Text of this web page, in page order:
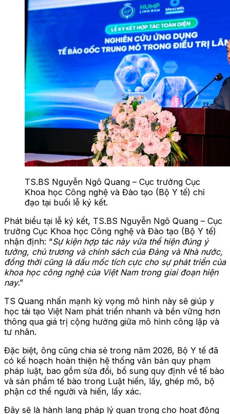
TS.BS Nguyễn Ngô Quang – Cục trưởng Cục
Khoa học Công nghệ và Đào tạo (Bộ Y tế) chỉ
đạo tại buổi lễ ký kết.
Phát biểu tại lễ ký kết, TS.BS Nguyễn Ngô Quang – Cục
trưởng Cục Khoa học Công nghệ và Đào tạo (Bộ Y tế)
nhận định: “Sự kiện hợp tác này vừa thể hiện đúng ý
tưởng, chủ trương và chính sách của Đảng và Nhà nước,
đồng thời cũng là dấu mốc tích cực cho sự phát triển của
khoa học công nghệ của Việt Nam trong giai đoạn hiện
nay.”
TS Quang nhấn mạnh kỳ vọng mô hình này sẽ giúp y
học tái tạo Việt Nam phát triển nhanh và bền vững hơn
thông qua giá trị cộng hưởng giữa mô hình công lập và
tư nhân.
Đặc biệt, ông cũng chia sẻ trong năm 2026, Bộ Y tế đã
có kế hoạch hoàn thiện hệ thống văn bản quy phạm
pháp luật, bao gồm sửa đổi, bổ sung quy định về tế bào
và sản phẩm tế bào trong Luật hiến, lấy, ghép mô, bộ
phận cơ thể người và hiến, lấy xác.
Đây sẽ là hành lang pháp lý quan trọng cho hoạt động